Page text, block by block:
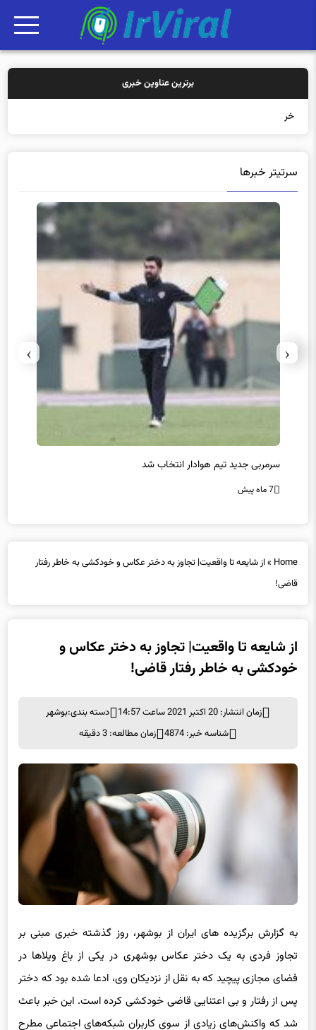
برترین عناوین خبری
خرید بیمه: س
سرتیتر خبرها
سرمربی جدید تیم هوادار انتخاب شد
7 ماه پیش
‹
›
Home
» از شایعه تا واقعیت| تجاوز به دختر عکاس و خودکشی به خاطر رفتار
قاضی!
از شایعه تا واقعیت| تجاوز به دختر عکاس و
خودکشی به خاطر رفتار قاضی!
زمان انتشار: 20 اکتبر 2021 ساعت 14:57 دسته بندی:بوشهر
شناسه خبر: 4874
زمان مطالعه: 3 دقیقه
به گزارش برگزیده های ایران از بوشهر، روز گذشته خبری مبنی بر
تجاوز فردی به یک دختر عکاس بوشهری در یکی از باغ ویلاها در
فضای مجازی پیچید که به نقل از نزدیکان وی، ادعا شده بود که دختر
پس از رفتار و بی اعتنایی قاضی خودکشی کرده است. این خبر باعث
شد که واکنش‌های زیادی از سوی کاربران شبکه‌های اجتماعی مطرح